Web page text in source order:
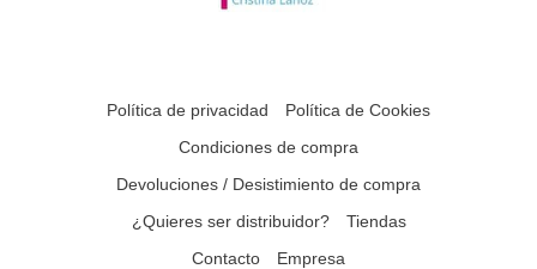
Política de privacidad
Política de Cookies
Condiciones de compra
Devoluciones / Desistimiento de compra
¿Quieres ser distribuidor?
Tiendas
Contacto
Empresa